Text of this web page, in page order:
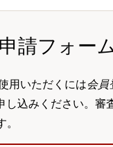
請フォー
用いただくには会員
し込みください。